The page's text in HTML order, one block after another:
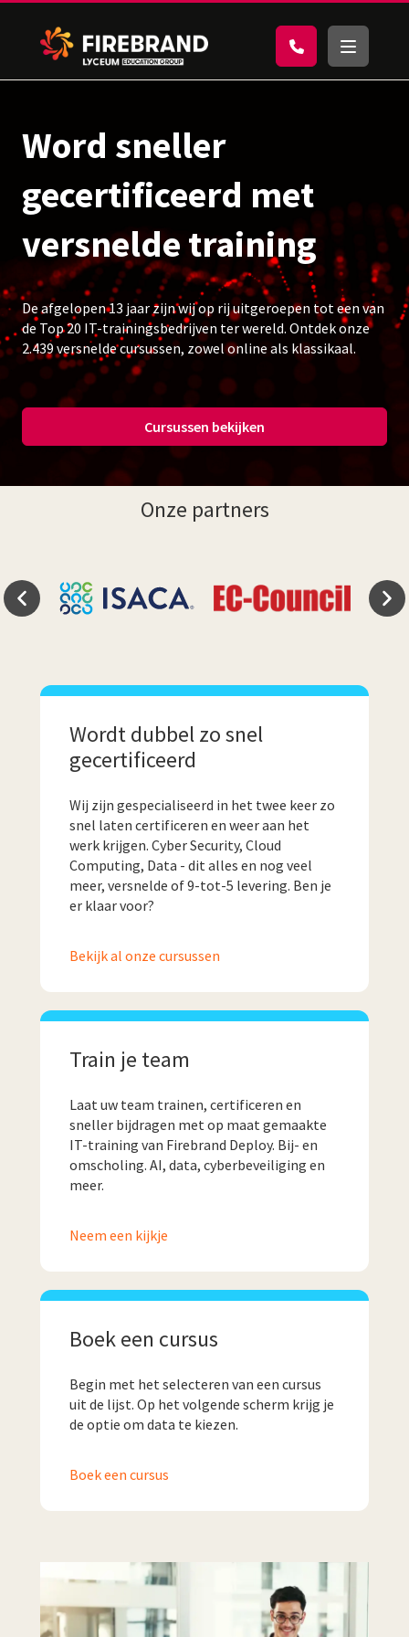
Word sneller
gecertificeerd met
versnelde training
De afgelopen 13 jaar zijn wij op rij uitgeroepen tot een van
de Top 20 IT-trainingsbedrijven ter wereld. Ontdek onze
2.439 versnelde cursussen, zowel online als klassikaal.
Cursussen bekijken
Onze partners
Wordt dubbel zo snel
gecertificeerd
Wij zijn gespecialiseerd in het twee keer zo
snel laten certificeren en weer aan het
werk krijgen. Cyber Security, Cloud
Computing, Data - dit alles en nog veel
meer, versnelde of9-tot-5 levering. Ben je
er klaar voor?
Bekijk al onze cursussen
Train je team
Laat uw team trainen, certificeren en
sneller bijdragen met op maat gemaakte
IT-training van Firebrand Deploy. Bij- en
omscholing. AI, data, cyberbeveiliging en
meer.
Neem een kijkje
Boek een cursus
Begin met het selecteren van een cursus
uit de lijst. Op het volgende scherm krijg je
de optie om data te kiezen.
Boek een cursus